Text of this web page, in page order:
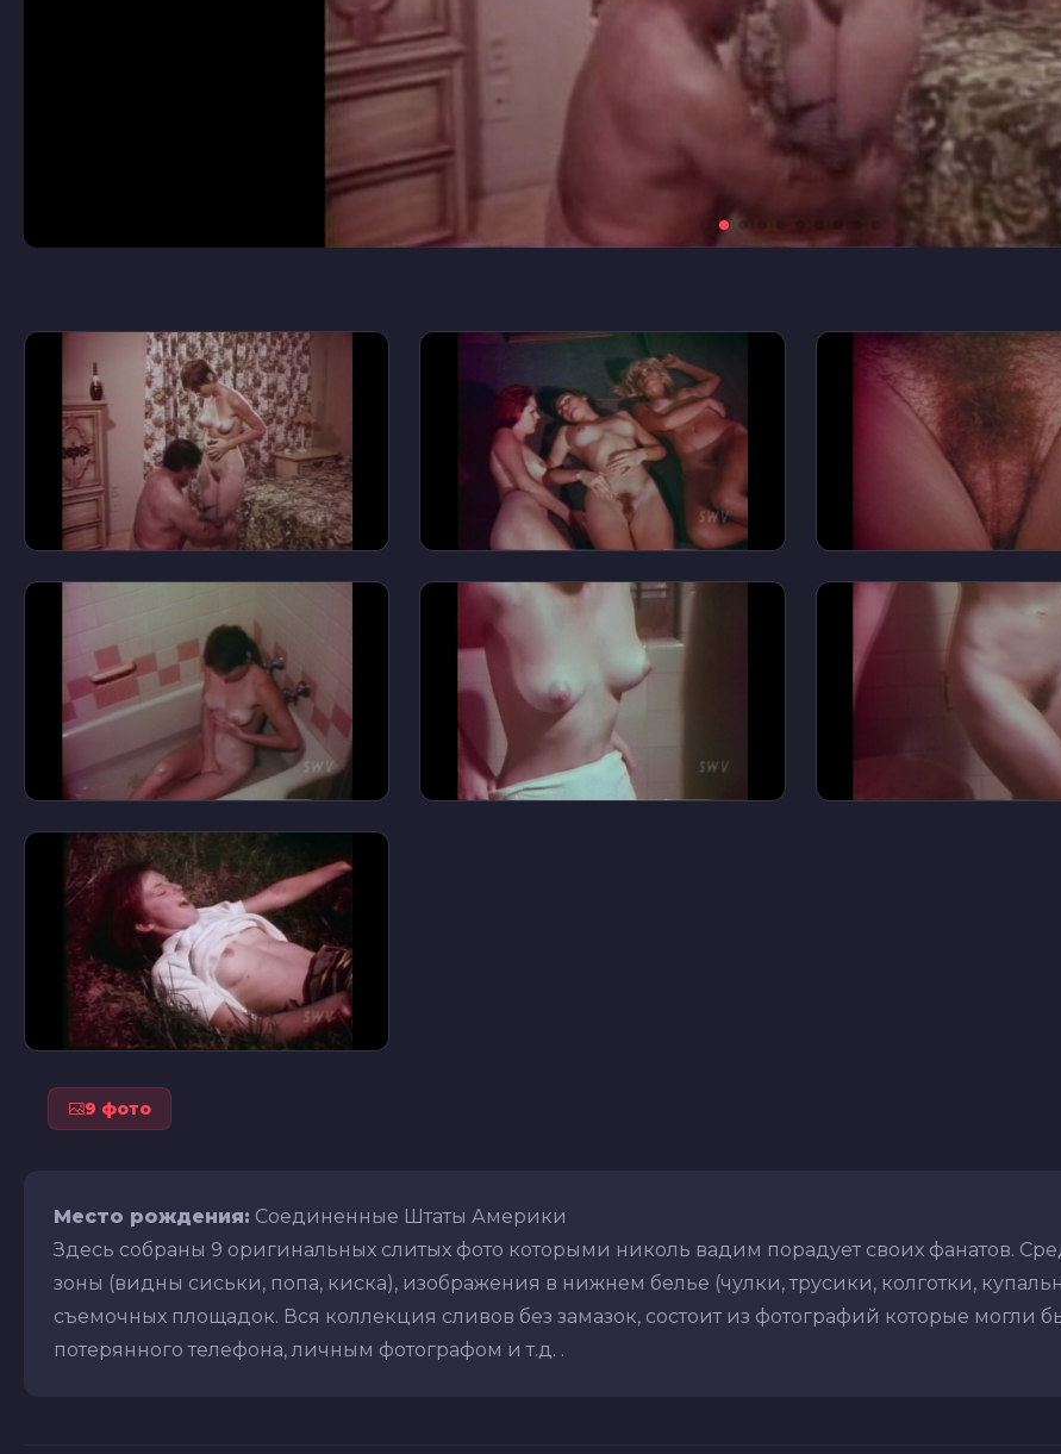
9 фото
Место рождения: Соединенные Штаты Америки
Здесь собраны 9 оригинальных слитых фото которыми николь вадим порадует своих фанатов.
зоны (видны сиськи, попа, киска), изображения в нижнем белье (чулки, трусики, колготки,
съемочных площадок. Вся коллекция сливов без замазок, состоит из фотографий которые могли
потерянного телефона, личным фотографом и т.д. .